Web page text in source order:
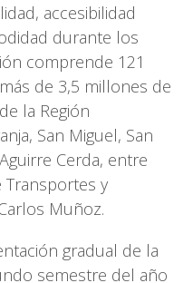
accesibilidad
durante los
comprende 121
de 3,5 millones de
la Región
San Miguel, San
Cerda, entre
Transportes y
Muñoz.
gradual de la
semestre del año